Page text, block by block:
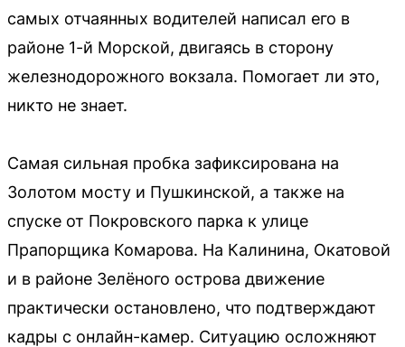
самых отчаянных водителей написал его в
районе 1-й Морской, двигаясь в сторону
железнодорожного вокзала. Помогает ли это,
никто не знает.
Самая сильная пробка зафиксирована на
Золотом мосту и Пушкинской, а также на
спуске от Покровского парка к улице
Прапорщика Комарова. На Калинина, Окатовой
и в районе Зелёного острова движение
практически остановлено, что подтверждают
кадры с онлайн-камер. Ситуацию осложняют